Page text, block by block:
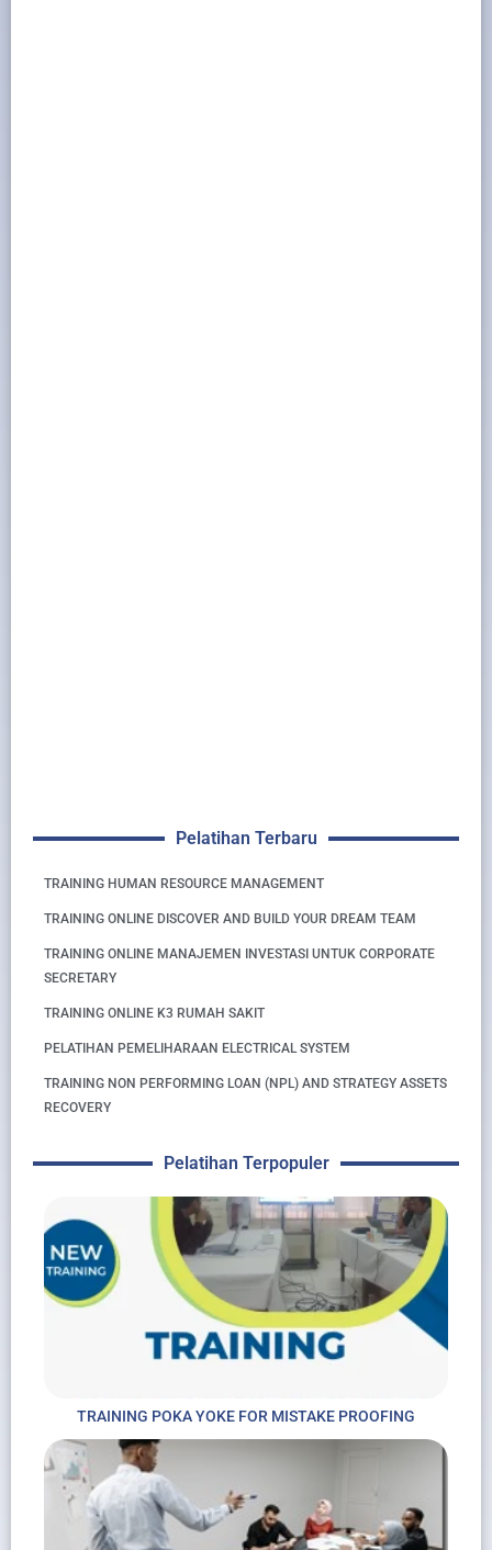
Pelatihan Terbaru
TRAINING HUMAN RESOURCE MANAGEMENT
TRAINING ONLINE DISCOVER AND BUILD YOUR DREAM TEAM
TRAINING ONLINE MANAJEMEN INVESTASI UNTUK CORPORATE
SECRETARY
TRAINING ONLINE K3 RUMAH SAKIT
PELATIHAN PEMELIHARAAN ELECTRICAL SYSTEM
TRAINING NON PERFORMING LOAN (NPL) AND STRATEGY ASSETS
RECOVERY
Pelatihan Terpopuler
TRAINING POKA YOKE FOR MISTAKE PROOFING